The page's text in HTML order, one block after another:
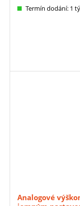
Termín dodání: 1
Analogové